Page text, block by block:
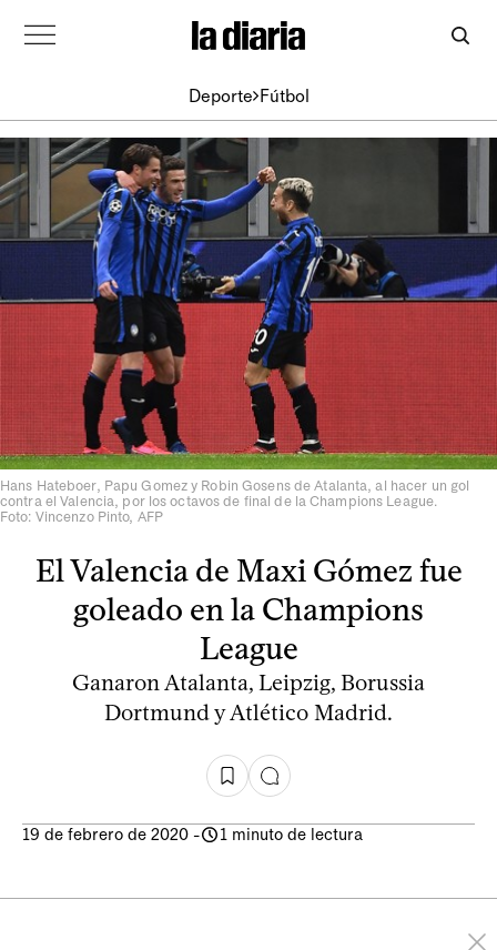
Deporte Fútbol
Hans Hateboer, Papu Gomez y Robin Gosens de Atalanta, al hacer un gol
contra el Valencia, por los octavos de final de la Champions League.
Foto: Vincenzo Pinto, AFP
El Valencia de Maxi Gómez fue
goleado en la Champions
League
Ganaron Atalanta, Leipzig, Borussia
Dortmund y Atlético Madrid.
19 de febrero de 2020 - 1 minuto de lectura